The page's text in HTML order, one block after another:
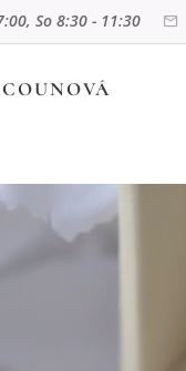
So 8:30 - 11:30